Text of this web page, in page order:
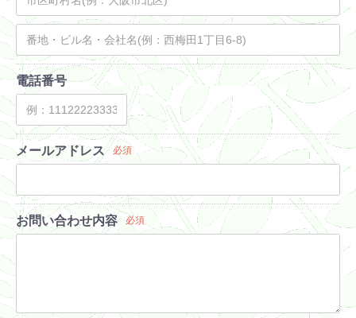
電話番号
メールアドレス 必須
お問い合わせ内容 必須